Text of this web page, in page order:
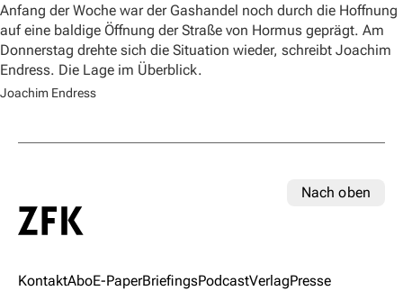
Anfang der Woche war der Gashandel noch durch die Hoffnung
auf eine baldige Öffnung der Straße von Hormus geprägt. Am
Donnerstag drehte sich die Situation wieder, schreibt Joachim
Endress. Die Lage im Überblick.
Joachim Endress
Nach oben
KontaktAboE-PaperBriefingsPodcastVerlagPresse